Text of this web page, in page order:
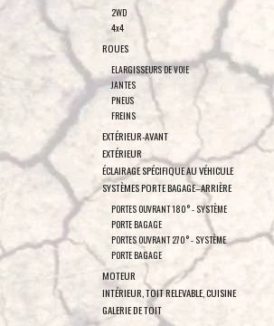
2WD
4x4
ROUES
ELARGISSEURS DE VOIE
JANTES
PNEUS
FREINS
EXTÉRIEUR-AVANT
EXTÉRIEUR
ÉCLAIRAGE SPÉCIFIQUE AU VÉHICULE
SYSTÈMES PORTE BAGAGE–ARRIÈRE
PORTES OUVRANT 180° - SYSTÈME
PORTE BAGAGE
PORTES OUVRANT 270° - SYSTÈME
PORTE BAGAGE
MOTEUR
INTÉRIEUR, TOIT RELEVABLE, CUISINE
GALERIE DE TOIT